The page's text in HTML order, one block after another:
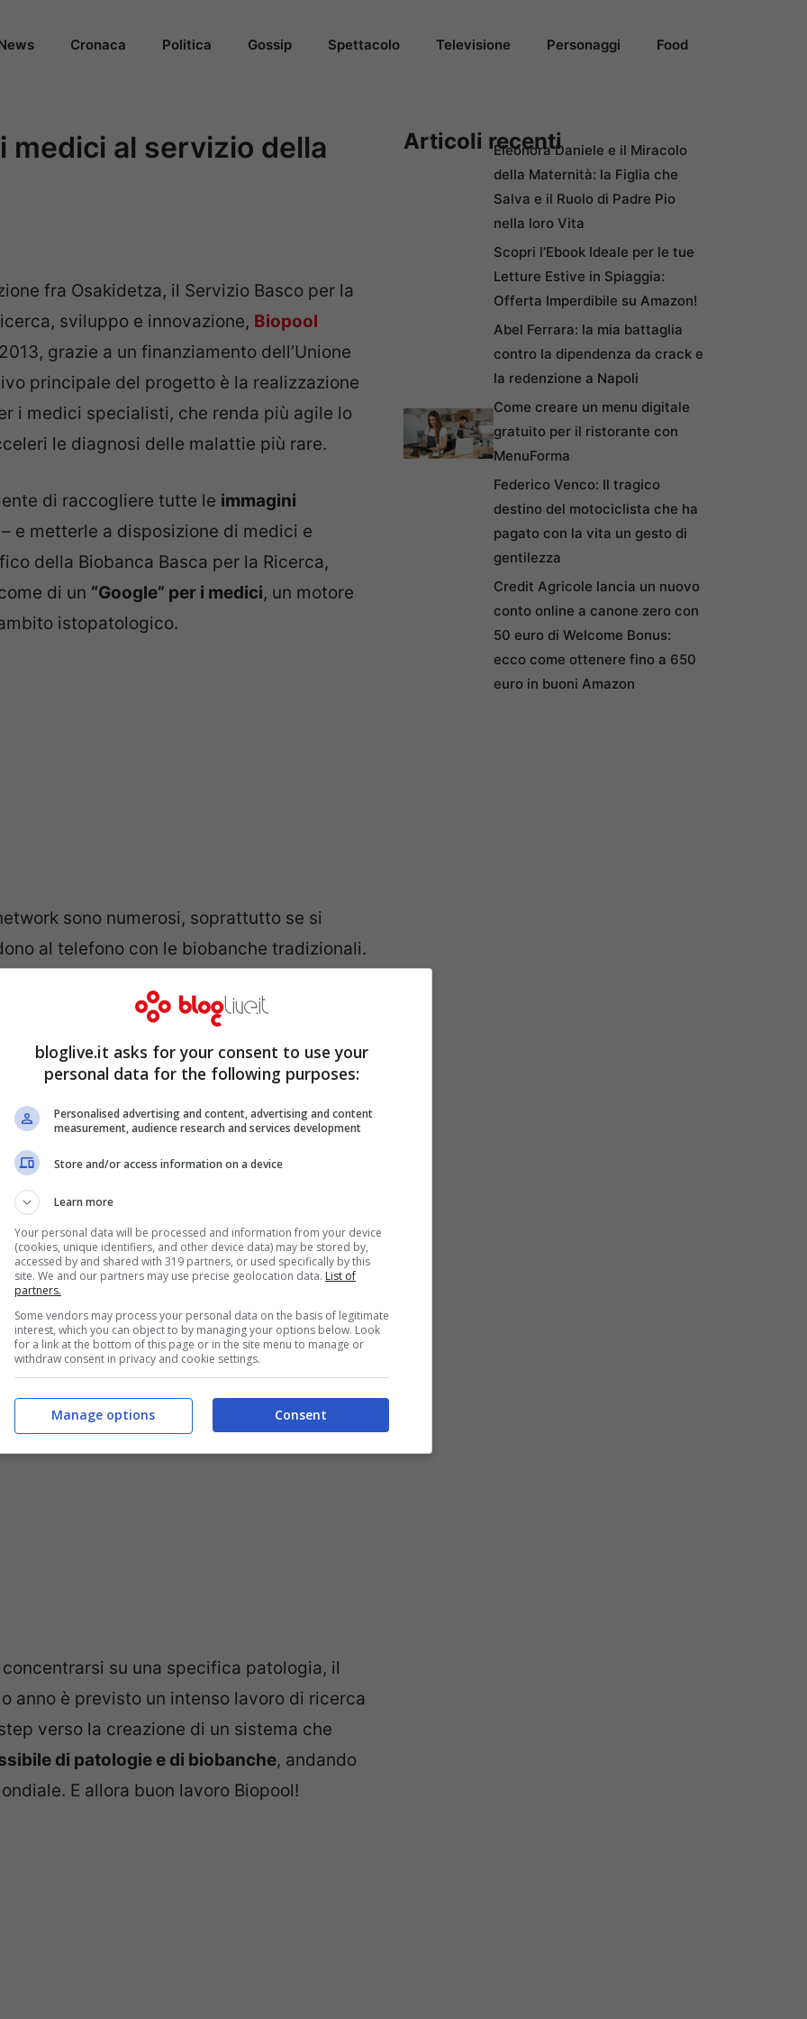
Cronaca Politica Gossip Spettacolo Televisione Personaggi Food
medici al servizio della
fra Osakidetza, il Servizio Basco per la
sviluppo e innovazione, Biopool
grazie a un finanziamento dell’Unione
principale del progetto è la realizzazione
i medici specialisti, che renda più agile lo
le diagnosi delle malattie più rare.
di raccogliere tutte le immagini
e metterle a disposizione di medici e
della Biobanca Basca per la Ricerca,
di un “Google” per i medici, un motore
istopatologico.
sono numerosi, soprattutto se si
al telefono con le biobanche tradizionali.
all’interno del web, Biopool permette un
specialista infatti deve solo cercare la
necessita, può anche richiedere un
L’accesso alla rete è naturalmente
di proteggere dati di natura così
all’
il consorzio: Osakidetza, i gruppi
britannica di Brunel, la Biobanca
informatica francese Pertimm SAS. Agli
certo l’ambizione: l’obiettivo finale,
mondiale. Paesi come Australia e
il proprio interesse.
su una specifica patologia, il
anno è previsto un intenso lavoro di ricerca
verso la creazione di un sistema che
di patologie e di biobanche, andando
E allora buon lavoro Biopool!
Articoli recentiEleonora Daniele e il Miracolo
della Maternità: la Figlia che
Salva e il Ruolo di Padre Pio
nella loro Vita
Scopri l’Ebook Ideale per le tue
Letture Estive in Spiaggia:
Offerta Imperdibile su Amazon!
Abel Ferrara: la mia battaglia
contro la dipendenza da crack e
la redenzione a Napoli
Come creare un menu digitale
gratuito per il ristorante con
MenuForma
Federico Venco: Il tragico
destino del motociclista che ha
pagato con la vita un gesto di
gentilezza
Credit Agricole lancia un nuovo
conto online a canone zero con
50 euro di Welcome Bonus:
ecco come ottenere fino a 650
euro in buoni Amazon
bloglive.it asks for your consent to use your
personal data for the following purposes:
Personalised advertising and content, advertising and content
measurement, audience research and services development
Store and/or access information on a device
Learn more
Your personal data will be processed and information from your device
(cookies, unique identifiers, and other device data) may be stored by,
accessed by and shared with 319 partners, or used specifically by this
site. We and our partners may use precise geolocation data. List of
partners.
Some vendors may process your personal data on the basis of legitimate
interest, which you can object to by managing your options below. Look
for a link at the bottom of this page or in the site menu to manage or
withdraw consent in privacy and cookie settings.
Consent
Manage options